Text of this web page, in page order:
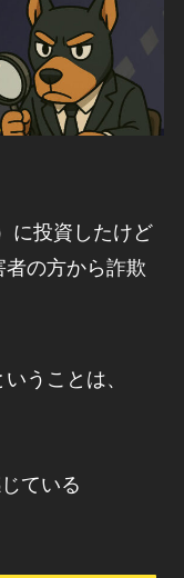
に投資したけど
の方から詐欺
うことは、
ている